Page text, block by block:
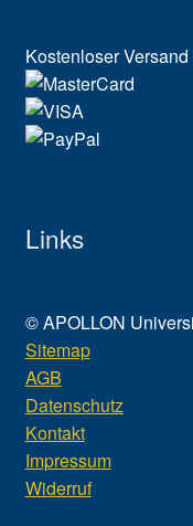
Kostenloser Versand
Links
© APOLLON
Sitemap
AGB
Datenschutz
Kontakt
Impressum
Widerruf